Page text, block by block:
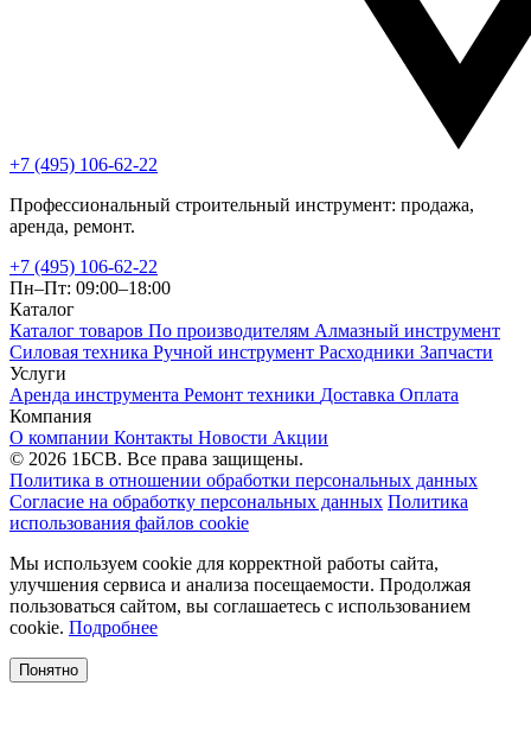
+7 (495) 106-62-22
Профессиональный строительный инструмент: продажа,
аренда, ремонт.
+7 (495) 106-62-22
Пн–Пт: 09:00–18:00
Каталог
Каталог товаров По производителям Алмазный инструмент
Силовая техника Ручной инструмент Расходники Запчасти
Услуги
Аренда инструмента Ремонт техники Доставка Оплата
Компания
О компании Контакты Новости Акции
© 2026 1БСВ. Все права защищены.
Политика в отношении обработки персональных данных
Согласие на обработку персональных данных Политика
использования файлов cookie
Мы используем cookie для корректной работы сайта,
улучшения сервиса и анализа посещаемости. Продолжая
пользоваться сайтом, вы соглашаетесь с использованием
cookie. Подробнее
Понятно